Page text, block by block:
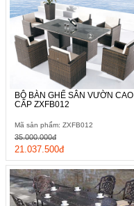
BỘ BÀN GHẾ SÂN VƯỜN CAO
CẤP ZXFB012
Mã sản phẩm: ZXFB012
21.037.500đ
35.000.000đ